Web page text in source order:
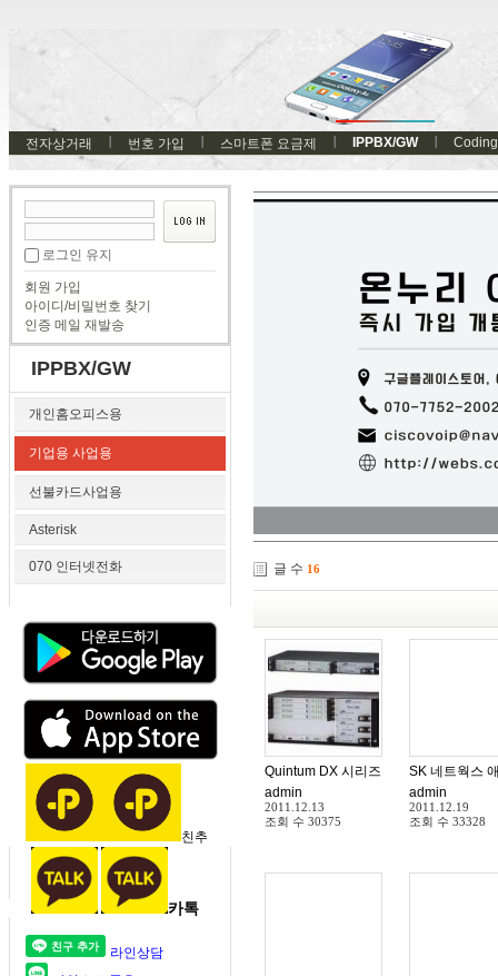
전자상거래 번호 가입 스마트폰 요금제 IPPBX/GW Coding
로그인 유지
회원 가입
아이디/비밀번호 찾기
인증 메일 재발송
IPPBX/GW
개인홈오피스용
기업용 사업용
선불카드사업용
Asterisk
070 인터넷전화
친추
카톡
라인상담
글 수 16
Quintum DX 시리즈
admin
2011.12.13
조회 수 30375
SK 네트웍스
admin
2011.12.19
조회 수 33328